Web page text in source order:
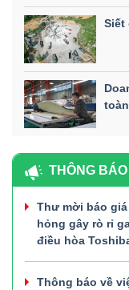
Siết
THÔNG BÁO
Thư mời báo
hỏng gây rò rỉ
điều hòa
Thông báo về